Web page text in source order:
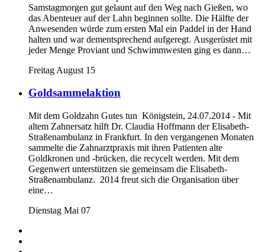
Samstagmorgen gut gelaunt auf den Weg nach Gießen, wo
das Abenteuer auf der Lahn beginnen sollte. Die Hälfte der
Anwesenden würde zum ersten Mal ein Paddel in der Hand
halten und war dementsprechend aufgeregt. Ausgerüstet mit
jeder Menge Proviant und Schwimmwesten ging es dann…
Freitag August 15
Goldsammelaktion
Mit dem Goldzahn Gutes tun Königstein, 24.07.2014 - Mit
altem Zahnersatz hilft Dr. Claudia Hoffmann der Elisabeth-
Straßenambulanz in Frankfurt. In den vergangenen Monaten
sammelte die Zahnarztpraxis mit ihren Patienten alte
Goldkronen und -brücken, die recycelt werden. Mit dem
Gegenwert unterstützen sie gemeinsam die Elisabeth-
Straßenambulanz. 2014 freut sich die Organisation über
eine…
Dienstag Mai 07